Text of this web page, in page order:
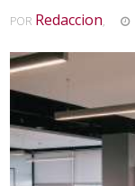
POR Redaccion,